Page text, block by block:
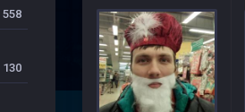
558
130